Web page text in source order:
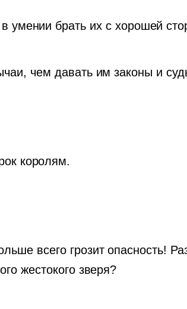
умении брать их с хорошей
чем давать им законы и
королям.
всего грозит опасность!
жестокого зверя?